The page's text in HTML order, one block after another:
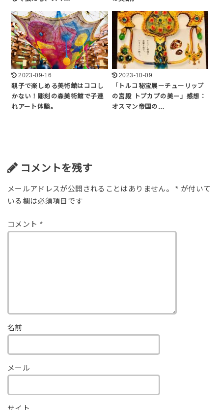
2023-09-16
親子で楽しめる美術館はココし
かない！彫刻の森美術館で子連
れアート体験。
2023-10-09
「トルコ秘宝展ーチューリップ
の宮殿 トプカプの美ー」感想：
オスマン帝国の…
コメントを残す
メールアドレスが公開されることはありません。 * が付いて
いる欄は必須項目です
コメント *
名前
メール